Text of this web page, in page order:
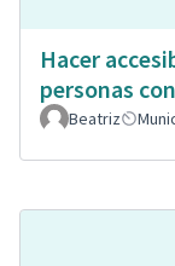
Hacer
personas
Beatriz